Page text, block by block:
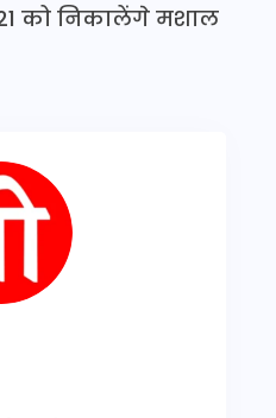
को निकालेंगे मशाल